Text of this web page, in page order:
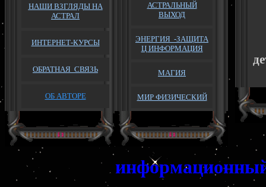
НАШИ ВЗГЛЯДЫ НА
АСТРАЛ
ИНТЕРНЕТ-КУРСЫ
ОБРАТНАЯ СВЯЗЬ
ОБ АВТОРЕ
АСТРАЛЬНЫЙ
ВЫХОД
ЭНЕРГИЯ -ЗАЩИТА
Ц ИНФОРМАЦИЯ
МАГИЯ
МИР ФИЗИЧЕСКИЙ